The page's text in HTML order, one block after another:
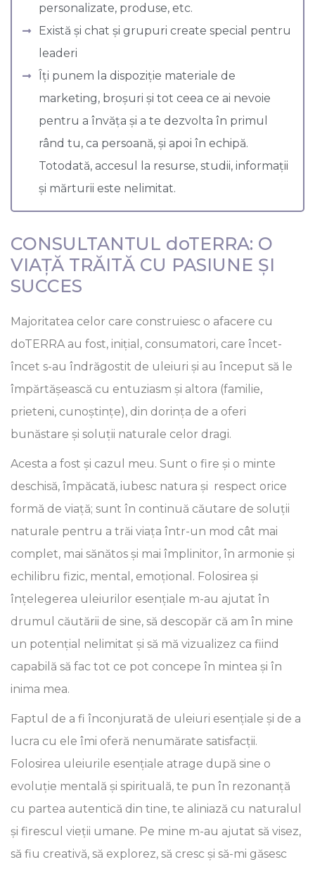
personalizate, produse, etc.
Există și chat și grupuri create special pentru
leaderi
Îți punem la dispoziție materiale de
marketing, broșuri și tot ceea ce ai nevoie
pentru a învăța și a te dezvolta în primul
rând tu, ca persoană, și apoi în echipă.
Totodată, accesul la resurse, studii, informații
și mărturii este nelimitat.
CONSULTANTUL doTERRA: O
VIAȚĂ TRĂITĂ CU PASIUNE ȘI
SUCCES
Majoritatea celor care construiesc o afacere cu
doTERRA au fost, inițial, consumatori, care încet-
încet s-au îndrăgostit de uleiuri și au început să le
împărtășească cu entuziasm și altora (familie,
prieteni, cunoștințe), din dorința de a oferi
bunăstare și soluții naturale celor dragi.
Acesta a fost și cazul meu. Sunt o fire și o minte
deschisă, împăcată, iubesc natura și respect orice
formă de viață; sunt în continuă căutare de soluții
naturale pentru a trăi viața într-un mod cât mai
complet, mai sănătos și mai împlinitor, în armonie și
echilibru fizic, mental, emoțional. Folosirea și
înțelegerea uleiurilor esențiale m-au ajutat în
drumul căutării de sine, să descopăr că am în mine
un potențial nelimitat și să mă vizualizez ca fiind
capabilă să fac tot ce pot concepe în mintea și în
inima mea.
Faptul de a fi înconjurată de uleiuri esențiale și de a
lucra cu ele îmi oferă nenumărate satisfacții.
Folosirea uleiurile esențiale atrage după sine o
evoluție mentală și spirituală, te pun în rezonanță
cu partea autentică din tine, te aliniază cu naturalul
și firescul vieții umane. Pe mine m-au ajutat să visez,
să fiu creativă, să explorez, să cresc și să-mi găsesc